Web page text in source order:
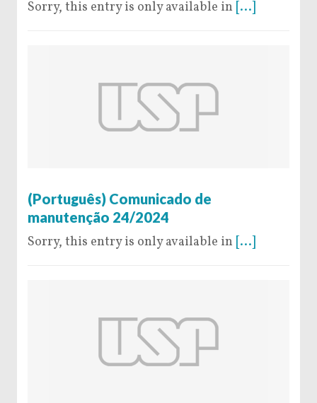
Sorry, this entry is only available in [...]
(Português) Comunicado de
manutenção 24/2024
Sorry, this entry is only available in [...]